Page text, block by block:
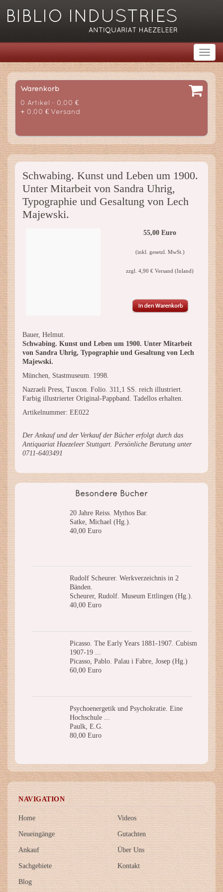
Warenkorb
0 Artikel - 0,00 €
+ 0,00 € Versand
Schwabing. Kunst und Leben um 1900.
Unter Mitarbeit von Sandra Uhrig,
Typographie und Gesaltung von Lech
Majewski.
55,00 Euro
(inkl. gesetzl. MwSt.)
zzgl. 4,90 € Versand (Inland)
Bauer, Helmut.
Schwabing. Kunst und Leben um 1900. Unter Mitarbeit
von Sandra Uhrig, Typographie und Gesaltung von Lech
Majewski.
München, Stastmuseum. 1998.
Nazraeli Press, Tuscon. Folio. 311,1 SS. reich illustriert.
Farbig illustrierter Original-Pappband. Tadellos erhalten.
Artikelnummer: EE022
Der Ankauf und der Verkauf der Bücher erfolgt durch das
Antiquariat Haezeleer Stuttgart. Persönliche Beratung unter
0711-6403491
Besondere Bücher
20 Jahre Reiss. Mythos Bar.
Satke, Michael (Hg.).
40,00 Euro
Rudolf Scheurer. Werkverzeichnis in 2
Bänden.
Scheurer, Rudolf. Museum Ettlingen (Hg.).
40,00 Euro
Picasso. The Early Years 1881-1907. Cubism
1907-19 ...
Picasso, Pablo. Palau i Fabre, Josep (Hg.)
60,00 Euro
Psychoenergetik und Psychokratie. Eine
Hochschule ...
Paulk, E.G.
80,00 Euro
NAVIGATION
Home
Neueingänge
Ankauf
Sachgebiete
Blog
Videos
Gutachten
Über Uns
Kontakt